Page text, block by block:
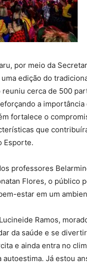
por meio da
edição do
reuniu cerca de 500
a
fortalece o
que
Esporte.
professores
Flores, o público
estar em um
Ramos,
da saúde e se
e ainda entra no
autoestima. Já estou